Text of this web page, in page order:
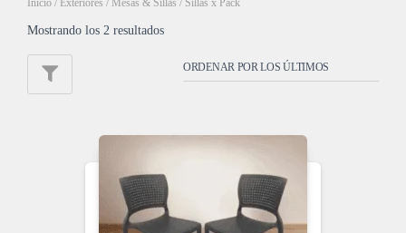
Inicio / Exteriores / Mesas & Sillas / Sillas x Pack
Mostrando los 2 resultados